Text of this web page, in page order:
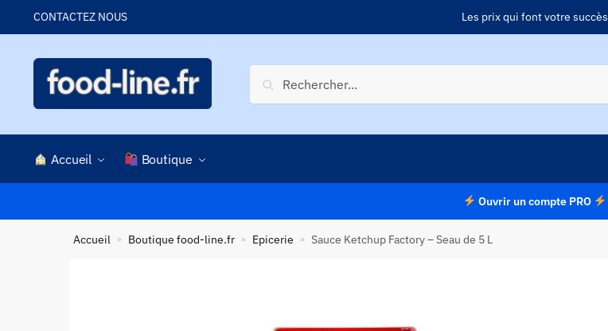
CONTACTEZ NOUS Les prix qui font votre succès
pour :
Recherche
Accueil Boutique
Ouvrir un compte PRO
Accueil » Boutique food-line.fr » Epicerie » Sauce Ketchup Factory – Seau de 5 L